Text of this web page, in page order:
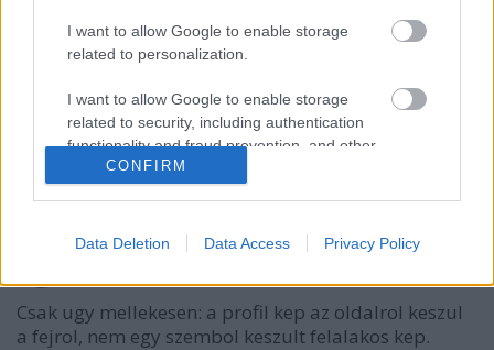
I want to allow Google to enable storage
related to personalization.
I want to allow Google to enable storage
related to security, including authentication
functionality and fraud prevention, and other
user protection.
CONFIRM
Data Deletion Data Access Privacy Policy
VAGY
Andrass9
Csak ugy mellekesen: a profil kep az oldalrol keszul
a fejrol, nem egy szembol keszult felalakos kep.